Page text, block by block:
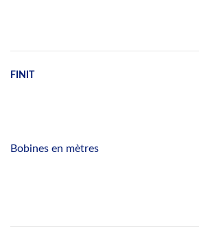
FINIT
Bobines en mètres